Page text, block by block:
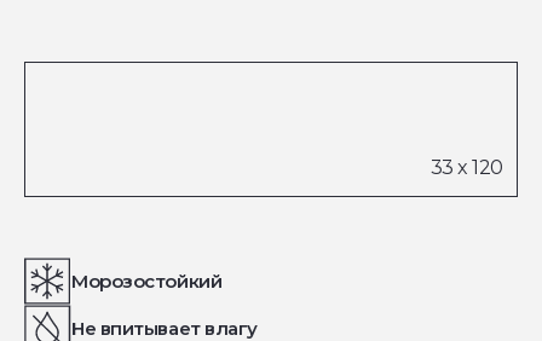
Морозостойкий
Не впитывает влагу